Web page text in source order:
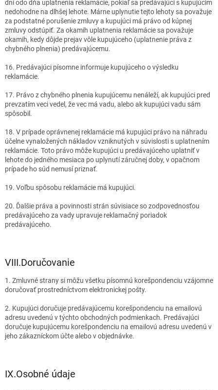
dní odo dňa uplatnenia reklamácie, pokiaľ sa predávajúci s kupujúcim
nedohodne na dlhšej lehote. Márne uplynutie tejto lehoty sa považuje
za podstatné porušenie zmluvy a kupujúci má právo od kúpnej
zmluvy odstúpiť. Za okamih uplatnenia reklamácie sa považuje
okamih, kedy dôjde prejav vôle kupujúceho (uplatnenie práva z
chybného plnenia) predávajúcemu.
16. Predávajúci písomne informuje kupujúceho o výsledku
reklamácie.
17. Právo z chybného plnenia kupujúcemu nenáleží, ak kupujúci pred
prevzatím veci vedel, že vec má vadu, alebo ak kupujúci vadu sám
spôsobil.
18. V prípade oprávnenej reklamácie má kupujúci právo na náhradu
účelne vynaložených nákladov vzniknutých v súvislosti s uplatnením
reklamácie. Toto právo môže kupujúci u predávajúceho uplatniť v
lehote do jedného mesiaca po uplynutí záručnej doby, v opačnom
prípade ho súd nemusí priznať.
19. Voľbu spôsobu reklamácie má kupujúci.
20. Ďalšie práva a povinnosti strán súvisiace so zodpovednosťou
predávajúceho za vady upravuje reklamačný poriadok
predávajúceho.
VIII.Doručovanie
1. Zmluvné strany si môžu všetku písomnú korešpondenciu vzájomne
doručovať prostredníctvom elektronickej pošty.
2. Kupujúci doručuje predávajúcemu korešpondenciu na emailovú
adresu uvedenú v týchto obchodných podmienkach. Predávajúci
doručuje kupujúcemu korešpondenciu na emailovú adresu uvedenú v
jeho zákazníckom účte alebo v objednávke.
IX.Osobné údaje